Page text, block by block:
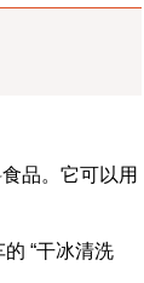
品。它可以用
“干冰清洗